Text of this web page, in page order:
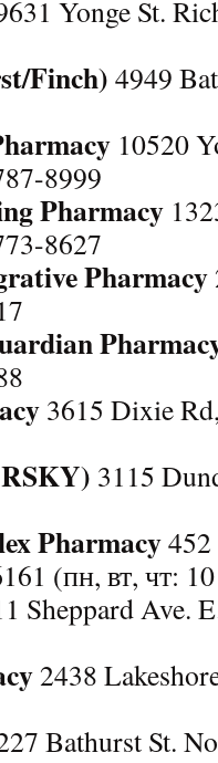
Yonge St.
Finch) 4949
10520
8999
Pharmacy
8627
Pharmacy
3615 Dixie
3115
Pharmacy
(пн, вт, чт:
Sheppard Ave.
2438
Bathurst St.